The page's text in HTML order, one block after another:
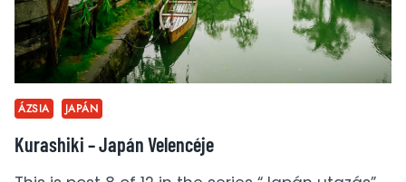
ÁZSIA JAPÁN
Kurashiki – Japán Velencéje